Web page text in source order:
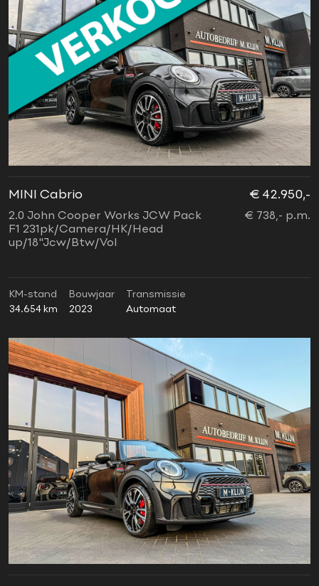
MINI Cabrio
2.0 John Cooper Works JCW Pack
F1 231pk/Camera/HK/Head
up/18"Jcw/Btw/Vol
€ 42.950,-
€ 738,- p.m.
KM-stand
34.654 km
Bouwjaar
2023
Transmissie
Automaat